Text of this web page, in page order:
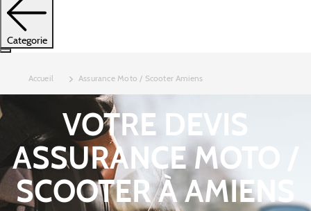
Categorie
Accueil Assurance Moto / Scooter Amiens
VOTRE DEVIS
ASSURANCE MOTO /
SCOOTER À AMIENS